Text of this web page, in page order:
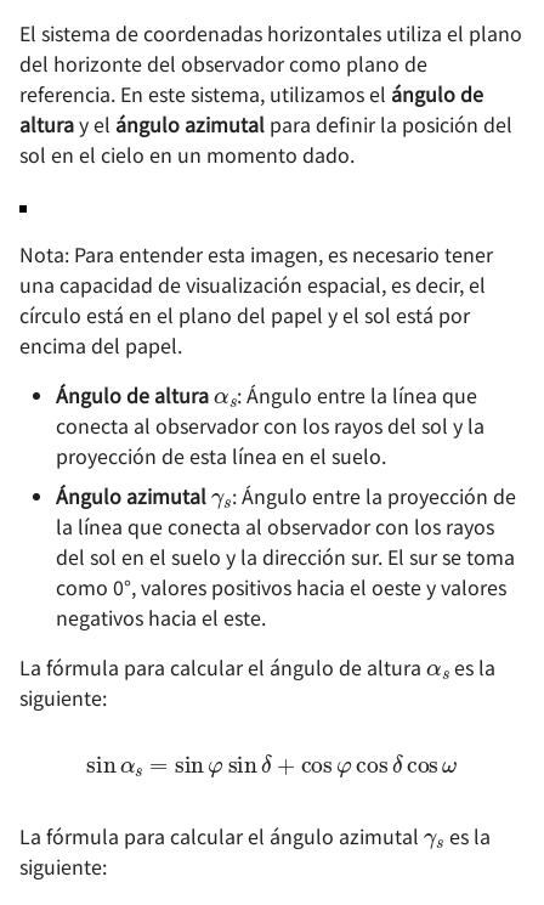
servidor de impresión en
nube con Raspberry Pi
Cómo dibujar un gráfico
relaciones con Graphviz
Cómo habilitar el control
remoto RDP a través de
Normas de escritura de
documentos técnicos
Cómo usar LaTeX en
Markdown
Deja tus recuerdos en
(descontinuado)
Entorno
Guía de productividad de
Cómo separar pistas de
canción
Cómo crear
Escritura en formato de
tarjetas
Cómo escribir un BRD
Creación de
con reveal.js
问
Consejos para Vue.js
Cambio de Host en
virtualización en placas
El sistema de coordenadas horizontales utiliza el plano
del horizonte del observador como plano de
referencia. En este sistema, utilizamos el ángulo de
alturay el ángulo azimutal para definir la posición del
sol en el cielo en un momento dado.
Nota: Para entender esta imagen, es necesario tener
una capacidad de visualización espacial, es decir, el
círculo está en el plano del papel y el sol está por
encima del papel.
Ángulo de altura
: Ángulo entre la línea que
conecta al observador con los rayos del sol y la
proyección de esta línea en el suelo.
Ángulo azimutal
γs
: Ángulo entre la proyección de
la línea que conecta al observador con los rayos
del sol en el suelo y la dirección sur. El sur se toma
como 0°, valores positivos hacia el oeste y valores
negativos hacia el este.
La fórmula para calcular el ángulo de altura
es la
siguiente:
sinα s= sin φsinδ+ cosφcosδcosω
La fórmula para calcular el ángulo azimutal
es la
siguiente: